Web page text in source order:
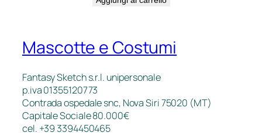
Mascotte e Costumi
Fantasy Sketch s.r.l. unipersonale
p.iva 01355120773
Contrada ospedale snc, Nova Siri 75020 (MT)
Capitale Sociale 80.000€
cel. +39 3394450465